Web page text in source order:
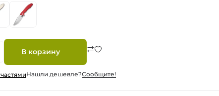
В корзину
Нашли дешевле?Сообщите!